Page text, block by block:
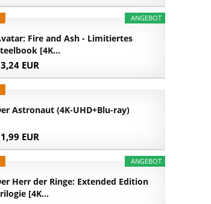
ANGEBOT
Fire and Ash - Limitiertes
[4K...
EUR
Astronaut (4K-UHD+Blu-ray)
EUR
ANGEBOT
Herr der Ringe: Extended Edition
[4K...